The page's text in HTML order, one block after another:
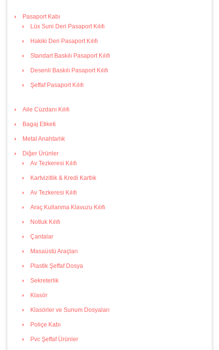
Pasaport Kabı
Lüx Suni Deri Pasaport Kılıfı
Hakiki Deri Pasaport Kılıfı
Standart Baskılı Pasaport Kılıfı
Desenli Baskılı Pasaport Kılıfı
Şeffaf Pasaport Kılıfı
Aile Cüzdanı Kılıfı
Bagaj Etiketi
Metal Anahtarlık
Diğer Ürünler
Av Tezkeresi Kılıfı
Kartvizitlik & Kredi Kartlık
Av Tezkeresi Kılıfı
Araç Kullanma Klavuzu Kılıfı
Notluk Kılıfı
Çantalar
Masaüstü Araçları
Plastik Şeffaf Dosya
Sekreterlik
Klasör
Klasörler ve Sunum Dosyaları
Poliçe Kabı
Pvc Şeffaf Ürünler